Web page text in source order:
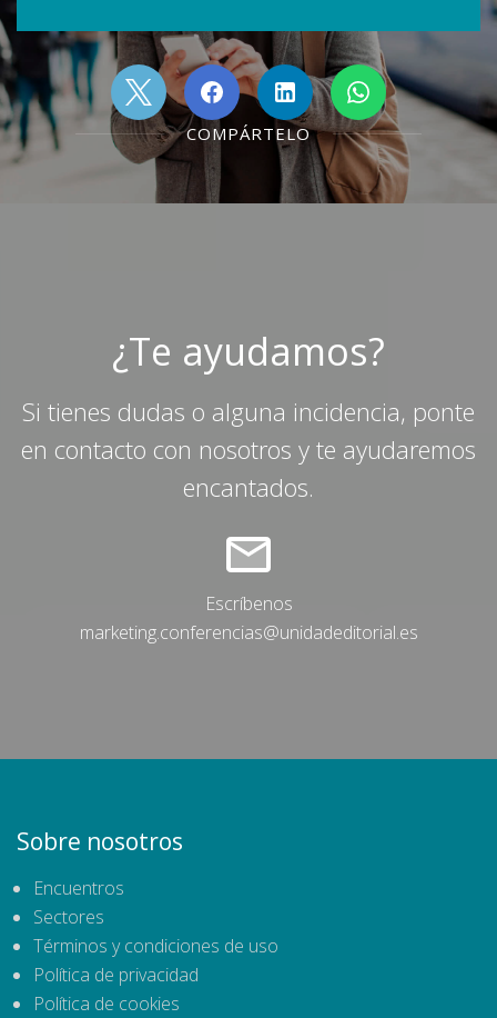
COMPÁRTELO
¿Te ayudamos?
Si tienes dudas o alguna incidencia, ponte
en contacto con nosotros y te ayudaremos
encantados.
Escríbenos
marketing.conferencias@unidadeditorial.es
Sobre nosotros
Encuentros
Sectores
Términos y condiciones de uso
Política de privacidad
Política de cookies